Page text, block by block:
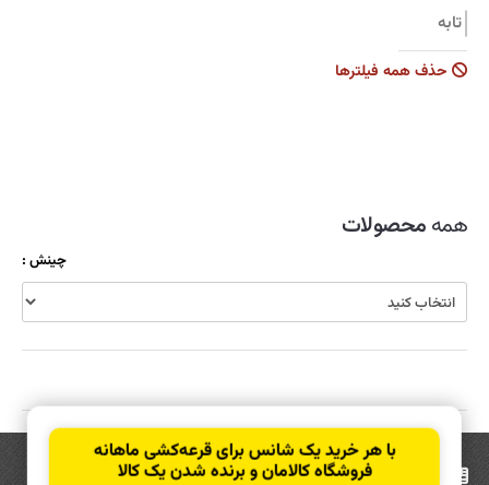
تابه
جاروبرقی
ظروف نگهدارنده
قابلمه
قاشق و چنگال
کولر
کتری و قوری
کیک پز
حذف همه فیلترها
همهمحصولات
چینش :
عضویت در خبرنامه
با هر خرید یک شانس برای قرعه‌کشی ماهانه
فروشگاه کالامان و برنده شدن یک کالا